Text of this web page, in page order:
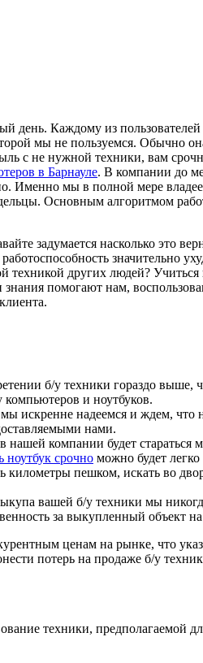
Каждому из пользователей
мы не пользуемся. Обычно
с не нужной техники, вам
в Барнауле. В компании до
Именно мы в полной мере
Основным алгоритмом
задумается насколько это
значительно
техникой других людей?
помогают нам,
б/у техники гораздо выше,
и ноутбуков.
искренне надеемся и ждем,
нами.
компании будет стараться
ноутбук срочно можно будет легко
километры пешком, искать во
вашей б/у техники мы
за выкупленный объект на
ценам на рынке, что
потерь на продаже б/у
техники, предполагаемой